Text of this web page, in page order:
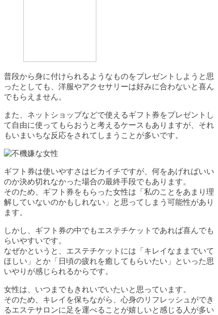
普段から身に付けられるようなものをプレゼントしようと思
ったとしても、洋服やアクセサリーは好みに合わないと喜ん
でもらえません。
また、ネットショップなどで使えるギフト券をプレゼントし
て自由に使ってもらおうと考えるケースもありますが、それ
もいまいちな反応をされてしまうことが多いです。
ギフト券は使いやすさはピカイチですが、 何をあげればいい
のか決め切れなかった場合の最終手段でもあります。
そのため、ギフト券をもらった女性は「私のことをあまり理
解していないのかもしれない」と思ってしまう可能性があり
ます。
しかし、 ギフト券の中でもエステチケットであれば喜んでも
らいやすいです。
なぜかというと、エステチケットには「キレイなままでいて
ほしい」とか「日頃の疲れを癒してもらいたい」といった思
いやりが感じられるからです。
女性は、いつまでもきれいでいたいと思っています。
そのため、キレイを保ちながら、心身のリフレッシュができ
るエステサロンに足を運べることが嬉しいと感じる人が多い